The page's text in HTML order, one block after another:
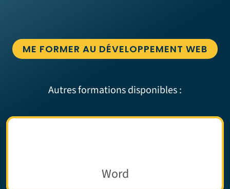
ME FORMER AU DÉVELOPPEMENT WEB
Autres formations disponibles :
Word